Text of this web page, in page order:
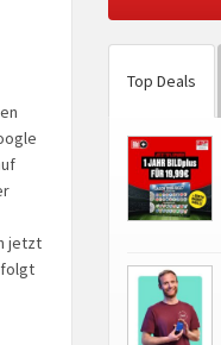
jetzt
Top Deals